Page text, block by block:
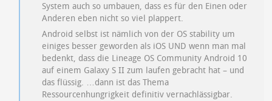
System auch so umbauen, dass es für den Einen oder
Anderen eben nicht so viel plappert.
Android selbst ist nämlich von der OS stability um
einiges besser geworden als iOS UND wenn man mal
bedenkt, dass die Lineage OS Community Android 10
auf einem Galaxy S II zum laufen gebracht hat – und
das flüssig. …dann ist das Thema
Ressourcenhungrigkeit definitiv vernachlässigbar.